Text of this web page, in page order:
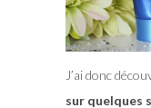
J’ai donc
sur quelques